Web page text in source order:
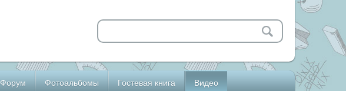
Форум Фотоальбомы Гостевая книга Видео